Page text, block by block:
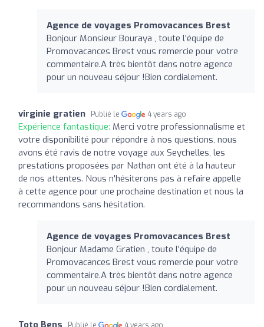
Agence de voyages Promovacances Brest
Bonjour Monsieur Bouraya , toute l'équipe de
Promovacances Brest vous remercie pour votre
commentaire.A très bientôt dans notre agence
pour un nouveau séjour !Bien cordialement.
virginie gratien Publié le 4 years ago
Expérience fantastique: Merci votre professionnalisme et
votre disponibilité pour répondre à nos questions, nous
avons été ravis de notre voyage aux Seychelles, les
prestations proposées par Nathan ont été à la hauteur
de nos attentes. Nous n'hésiterons pas à refaire appelle
à cette agence pour une prochaine destination et nous la
recommandons sans hésitation.
Agence de voyages Promovacances Brest
Bonjour Madame Gratien , toute l'équipe de
Promovacances Brest vous remercie pour votre
commentaire.A très bientôt dans notre agence
pour un nouveau séjour !Bien cordialement.
Toto Bens Publié le 4 years ago